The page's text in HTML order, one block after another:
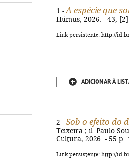
1 - A espécie que
Húmus, 2026. - 43,
Link persistente: http://
ADICIONAR À
2 - Sob o efeito do
Teixeira ; il. Paulo
Cultura, 2026. - 55 p.
Link persistente: http://